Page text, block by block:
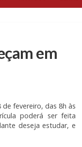
em
fevereiro, das 8h às
poderá ser feita
deseja estudar, e